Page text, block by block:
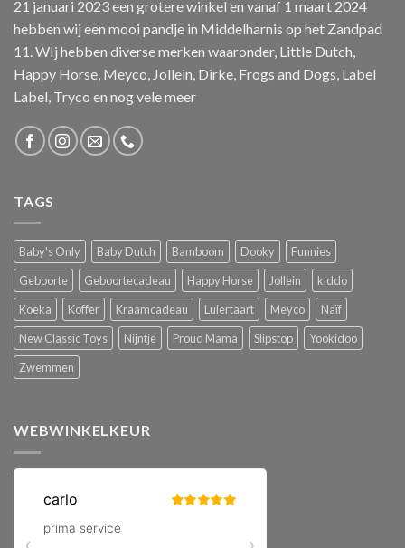
21 januari 2023 een grotere winkel en vanaf 1 maart 2024
hebben wij een mooi pandje in Middelharnis op het Zandpad
11. WIj hebben diverse merken waaronder, Little Dutch,
Happy Horse, Meyco, Jollein, Dirke, Frogs and Dogs, Label
Label, Tryco en nog vele meer
TAGS
Baby's Only Baby Dutch Bamboom Dooky
Funnies
Geboorte
Geboortecadeau Happy Horse Jollein
kiddo
Koeka
Koffer Kraamcadeau Luiertaart Meyco
Naïf
New Classic Toys
Nijntje Proud Mama Slipstop
Yookidoo
Zwemmen
WEBWINKELKEUR